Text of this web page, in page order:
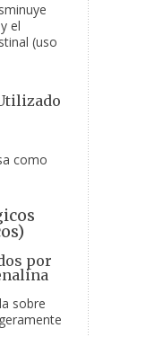
el
(uso
como
por
sobre